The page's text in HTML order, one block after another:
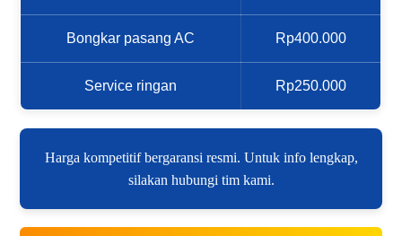
Bongkar pasang AC Rp400.000
Service ringan Rp250.000
Harga kompetitif bergaransi resmi. Untuk info lengkap,
silakan hubungi tim kami.